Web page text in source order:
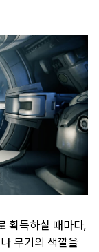
획득하실 때마다,
무기의 색깔을